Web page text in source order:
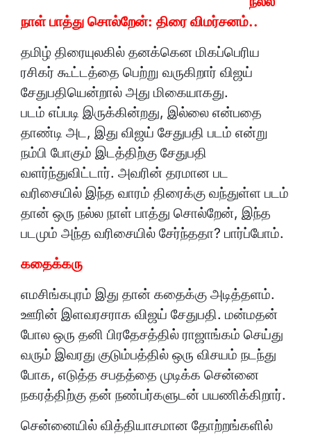
நாள் பாத்து சொல்றேன்: திரை விமர்சனம்..
தமிழ் திரையுலகில் தனக்கென மிகப்பெரிய
ரசிகர் கூட்டத்தை பெற்று வருகிறார் விஜய்
சேதுபதியென்றால் அது மிகையாகது.
படம் எப்படி இருக்கின்றது, இல்லை என்பதை
தாண்டி அட, இது விஜய் சேதுபதி படம் என்று
நம்பி போகும் இடத்திற்கு சேதுபதி
வளர்ந்துவிட்டார். அவரின் தரமான பட
வரிசையில் இந்த வாரம் திரைக்கு வந்துள்ள படம்
தான் ஒரு நல்ல நாள் பாத்து சொல்றேன், இந்த
படமும் அந்த வரிசையில் சேர்ந்ததா? பார்ப்போம்.
கதைக்கரு
எமசிங்கபுரம் இது தான் கதைக்கு அடித்தளம்.
ஊரின் இளவரசராக விஜய் சேதுபதி. மன்மதன்
போல ஒரு தனி பிரதேசத்தில் ராஜாங்கம் செய்து
வரும் இவரது குடும்பத்தில் ஒரு விசயம் நடந்து
போக, எடுத்த சபதத்தை முடிக்க சென்னை
நகரத்திற்கு தன் நண்பர்களுடன் பயணிக்கிறார்.
சென்னையில் வித்தியாசமான தோற்றங்களில்